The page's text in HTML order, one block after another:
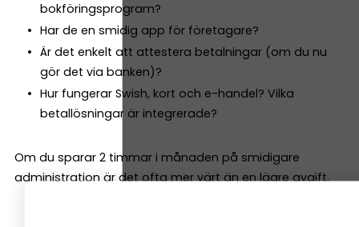
bokföringsprogram?
Har de en smidig app för företagare?
Är det enkelt att attestera betalningar (om du nu
gör det via banken)?
Hur fungerar Swish, kort och e-handel? Vilka
betallösningar är integrerade?
Om du sparar 2 timmar i månaden på smidigare
administration är det ofta mer värt än en lägre avgift.